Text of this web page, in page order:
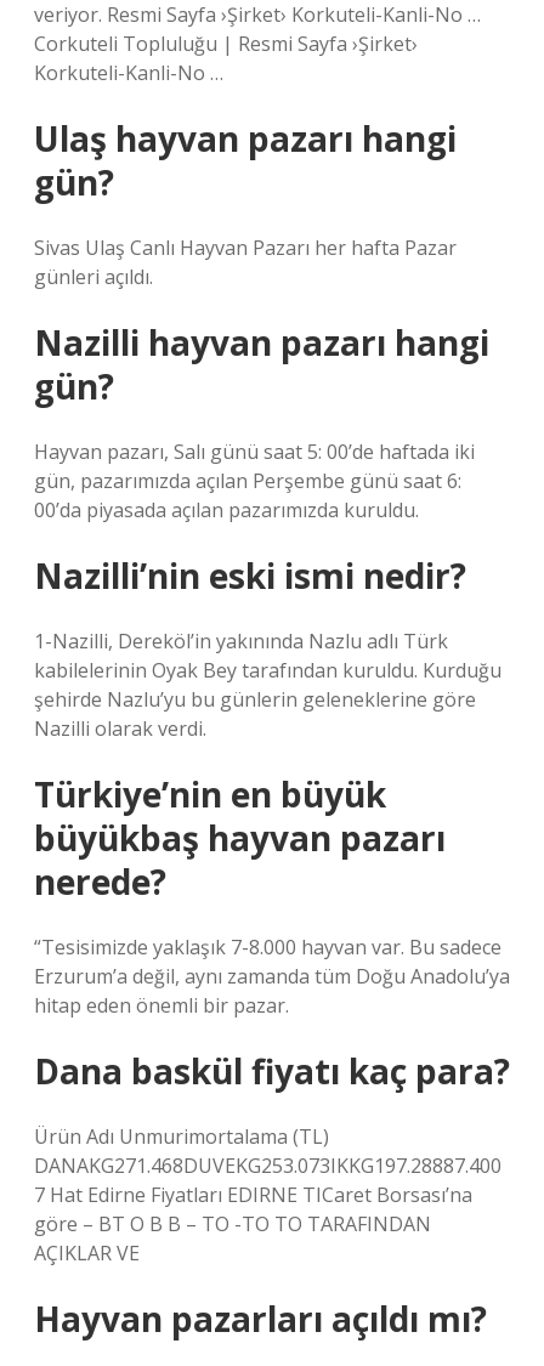
veriyor. Resmi Sayfa ›Şirket› Korkuteli-Kanli-No …
Corkuteli Topluluğu | Resmi Sayfa ›Şirket›
Korkuteli-Kanli-No …
Ulaş hayvan pazarı hangi
gün?
Sivas Ulaş Canlı Hayvan Pazarı her hafta Pazar
günleri açıldı.
Nazilli hayvan pazarı hangi
gün?
Hayvan pazarı, Salı günü saat 5: 00’de haftada iki
gün, pazarımızda açılan Perşembe günü saat 6:
00’da piyasada açılan pazarımızda kuruldu.
Nazilli’nin eski ismi nedir?
1-Nazilli, Dereköl’in yakınında Nazlu adlı Türk
kabilelerinin Oyak Bey tarafından kuruldu. Kurduğu
şehirde Nazlu’yu bu günlerin geleneklerine göre
Nazilli olarak verdi.
Türkiye’nin en büyük
büyükbaş hayvan pazarı
nerede?
“Tesisimizde yaklaşık 7-8.000 hayvan var. Bu sadece
Erzurum’a değil, aynı zamanda tüm Doğu Anadolu’ya
hitap eden önemli bir pazar.
Dana baskül fiyatı kaç para?
Ürün Adı Unmurimortalama (TL)
DANAKG271.468DUVEKG253.073IKKG197.28887.400
7 Hat Edirne Fiyatları EDIRNE TICaret Borsası’na
göre – BT O B B – TO -TO TO TARAFINDAN
AÇIKLAR VE
Hayvan pazarları açıldı mı?